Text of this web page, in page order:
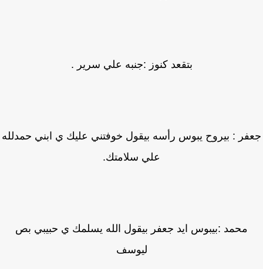
بتقعد كنوز :جنبه علي سرير .
: بيروح يبوس رأسه بيقول خوفتني عليك ي ابني حمدلله
علي سلامتك.
محمد :بيبوس ايد جعفر بيقول الله يسلمك ي حبيبي بص
ليوسف